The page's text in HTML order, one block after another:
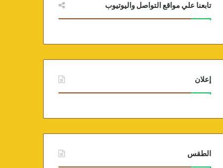
تابعنا علي مواقع التواصل واليوتيوب
إعلان
الطقس